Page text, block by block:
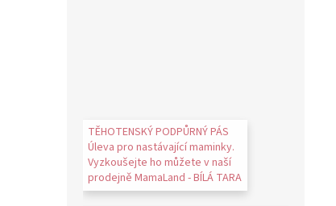
TĚHOTENSKÝ PODPŮRNÝ PÁS
Úleva pro nastávající maminky.
Vyzkoušejte ho můžete v naší
prodejně MamaLand - BÍLÁ TARA